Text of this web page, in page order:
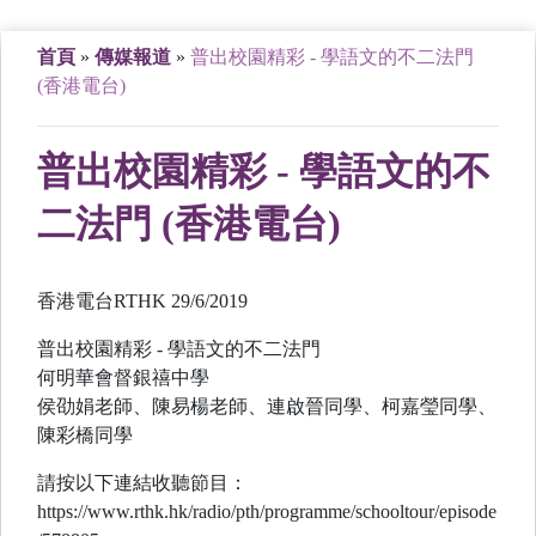
首頁 » 傳媒報道 » 普出校園精彩 - 學語文的不二法門
(香港電台)
普出校園精彩 - 學語文的不
二法門 (香港電台)
香港電台RTHK 29/6/2019
普出校園精彩 - 學語文的不二法門
何明華會督銀禧中學
侯劭娟老師、陳易楊老師、連啟晉同學、柯嘉瑩同學、
陳彩橋同學
請按以下連結收聽節目：
https://www.rthk.hk/radio/pth/programme/schooltour/episode